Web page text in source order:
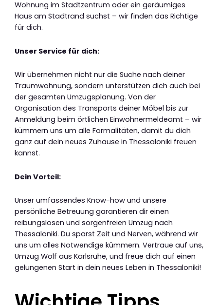
Wohnung im Stadtzentrum oder ein geräumiges
Haus am Stadtrand suchst – wir finden das Richtige
für dich.
Unser Service für dich:
Wir übernehmen nicht nur die Suche nach deiner
Traumwohnung, sondern unterstützen dich auch bei
der gesamten Umzugsplanung. Von der
Organisation des Transports deiner Möbel bis zur
Anmeldung beim örtlichen Einwohnermeldeamt – wir
kümmern uns um alle Formalitäten, damit du dich
ganz auf dein neues Zuhause in Thessaloniki freuen
kannst.
Dein Vorteil:
Unser umfassendes Know-how und unsere
persönliche Betreuung garantieren dir einen
reibungslosen und sorgenfreien Umzug nach
Thessaloniki. Du sparst Zeit und Nerven, während wir
uns um alles Notwendige kümmern. Vertraue auf uns,
Umzug Wolf aus Karlsruhe, und freue dich auf einen
gelungenen Start in dein neues Leben in Thessaloniki!